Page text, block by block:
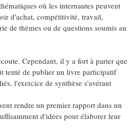
où les internautes peuvent
d'achat, compétitivité, travail,
de thèmes ou de questions soumis au
Cependant, il y a fort à parier que
tenté de publier un livre participatif
l'exercice de synthèse s'avérant
rendre un premier rapport dans un
d'idées pour élaborer leur